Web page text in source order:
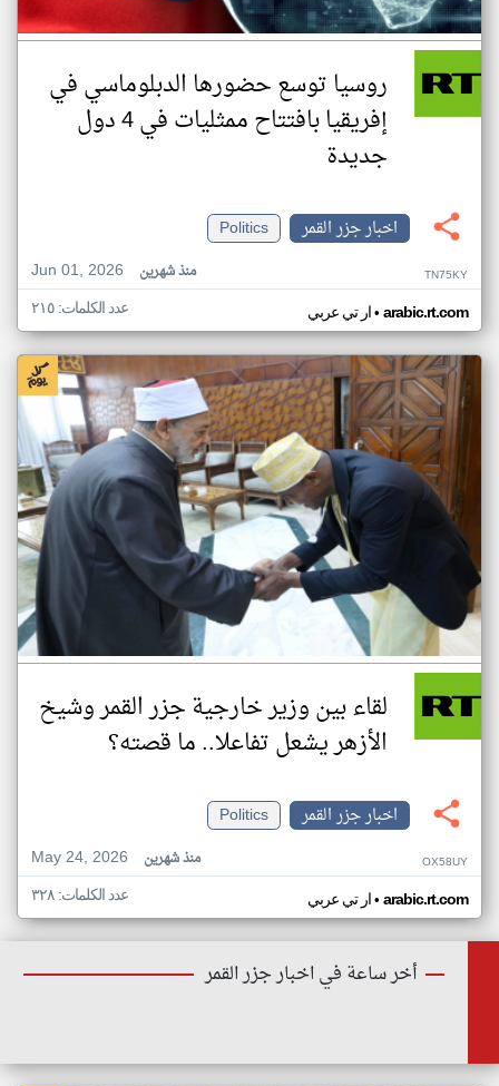
روسيا توسع حضورها الدبلوماسي في
إفريقيا بافتتاح ممثليات في 4 دول
جديدة
اخبار جزر القمر
Politics
Jun 01, 2026
منذ شهرين TN75KY
ار تي عربي• arabic.rt.com عدد الكلمات: ٢١٥
لقاء بين وزير خارجية جزر القمر وشيخ
الأزهر يشعل تفاعلا.. ما قصته؟
اخبار جزر القمر
Politics
May 24, 2026
منذ شهرين OX58UY
ار تي عربي• arabic.rt.com عدد الكلمات: ٣٢٨
أخر ساعة في اخبار جزر القمر